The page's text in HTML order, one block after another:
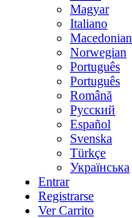
Magyar
Italiano
Macedonian
Norwegian
Português
Português
Română
Русский
Español
Svenska
Türkçe
Українська
Entrar
Registrarse
Ver Carrito